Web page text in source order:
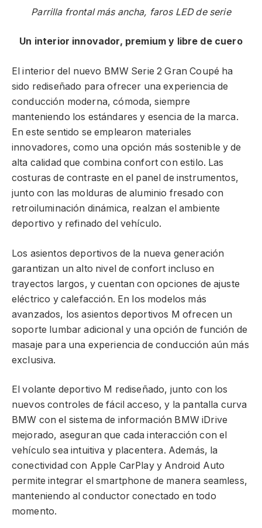
Parrilla frontal más ancha, faros LED de serie
Un interior innovador, premium y libre de cuero
El interior del nuevo BMW Serie 2 Gran Coupé ha
sido rediseñado para ofrecer una experiencia de
conducción moderna, cómoda, siempre
manteniendo los estándares y esencia de la marca.
En este sentido se emplearon materiales
innovadores, como una opción más sostenible y de
alta calidad que combina confort con estilo. Las
costuras de contraste en el panel de instrumentos,
junto con las molduras de aluminio fresado con
retroiluminación dinámica, realzan el ambiente
deportivo y refinado del vehículo.
Los asientos deportivos de la nueva generación
garantizan un alto nivel de confort incluso en
trayectos largos, y cuentan con opciones de ajuste
eléctrico y calefacción. En los modelos más
avanzados, los asientos deportivos M ofrecen un
soporte lumbar adicional y una opción de función de
masaje para una experiencia de conducción aún más
exclusiva.
El volante deportivo M rediseñado, junto con los
nuevos controles de fácil acceso, y la pantalla curva
BMW con el sistema de información BMW iDrive
mejorado, aseguran que cada interacción con el
vehículo sea intuitiva y placentera. Además, la
conectividad con Apple CarPlay y Android Auto
permite integrar el smartphone de manera seamless,
manteniendo al conductor conectado en todo
momento.